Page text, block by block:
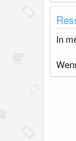
In